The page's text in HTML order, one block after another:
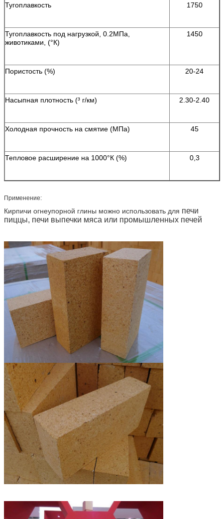
Тугоплавкость 1750
Тугоплавкость под нагрузкой, 0.2МПа,
животиками, (°К)
1450
Пористость (%) 20-24
Насыпная плотность (³ г/км) 2.30-2.40
Холодная прочность на смятие (МПа) 45
Тепловое расширение на 1000°К (%) 0,3
Применение:
Кирпичи огнеупорной глины можно использовать для печи
пиццы, печи выпечки мяса или промышленных печей